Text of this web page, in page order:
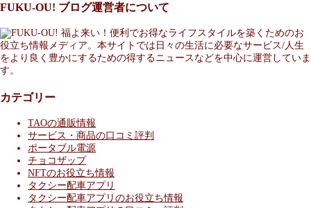
FUKU-OU! ブログ運営者について
福よ来い！便利でお得なライフスタイルを築くためのお
役立ち情報メディア。本サイトでは日々の生活に必要なサービス/人生
をより良く豊かにするための得するニュースなどを中心に運営していま
す。
カテゴリー
TAOの通販情報
サービス・商品の口コミ評判
ポータブル電源
チョコザップ
NFTのお役立ち情報
タクシー配車アプリ
タクシー配車アプリのお役立ち情報